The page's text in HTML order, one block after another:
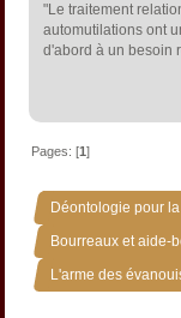
"Le traitement
automutilations ont
d'abord à un besoin
Pages: [1]
Déontologie pour
Bourreaux et aide-
L'arme des